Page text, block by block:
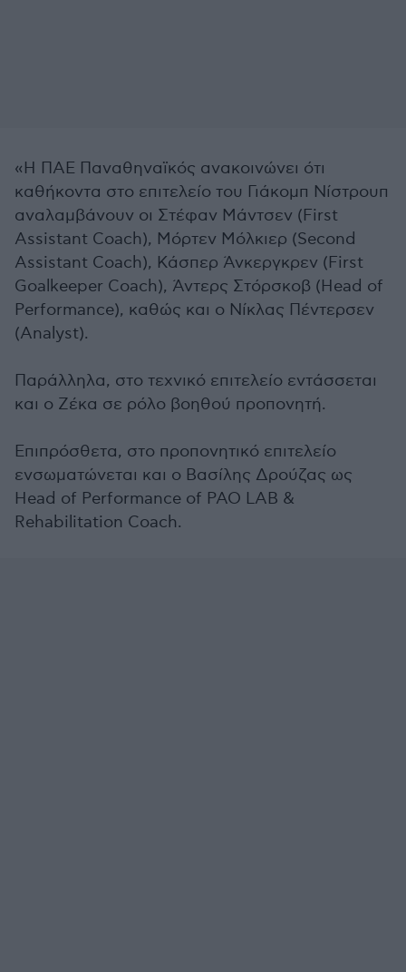
«Η ΠΑΕ Παναθηναϊκός ανακοινώνει ότι
καθήκοντα στο επιτελείο του Γιάκομπ Νίστρουπ
αναλαμβάνουν οι Στέφαν Μάντσεν (First
Assistant Coach), Μόρτεν Μόλκιερ (Second
Assistant Coach), Κάσπερ Άνκεργκρεν (First
Goalkeeper Coach), Άντερς Στόρσκοβ (Head of
Performance), καθώς και ο Νίκλας Πέντερσεν
(Analyst).
Παράλληλα, στο τεχνικό επιτελείο εντάσσεται
και ο Ζέκα σε ρόλο βοηθού προπονητή.
Επιπρόσθετα, στο προπονητικό επιτελείο
ενσωματώνεται και ο Βασίλης Δρούζας ως
Head of Performance of PAO LAB &
Rehabilitation Coach.